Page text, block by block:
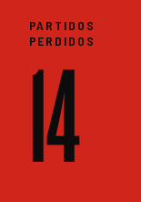
PARTIDOS
PERDIDOS
14